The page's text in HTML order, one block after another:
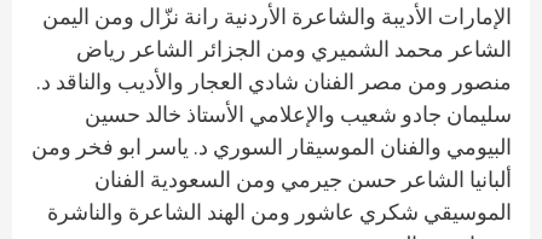
الإمارات الأديبة والشاعرة الأردنية رانة نزّال ومن اليمن
الشاعر محمد الشميري ومن الجزائر الشاعر رياض
منصور ومن مصر الفنان شادي العجار والأديب والناقد د.
سليمان جادو شعيب والإعلامي الأستاذ خالد حسين
البيومي والفنان الموسيقار السوري د. ياسر ابو فخر ومن
ألبانيا الشاعر حسن جيرمي ومن السعودية الفنان
الموسيقي شكري عاشور ومن الهند الشاعرة والناشرة